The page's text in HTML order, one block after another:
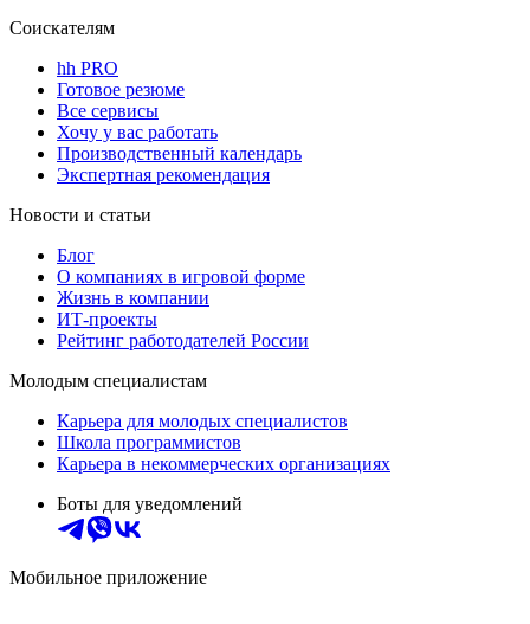
Соискателям
hh PRO
Готовое резюме
Все сервисы
Хочу у вас работать
Производственный календарь
Экспертная рекомендация
Новости и статьи
Блог
О компаниях в игровой форме
Жизнь в компании
ИТ-проекты
Рейтинг работодателей России
Молодым специалистам
Карьера для молодых специалистов
Школа программистов
Карьера в некоммерческих организациях
Боты для уведомлений
Мобильное приложение